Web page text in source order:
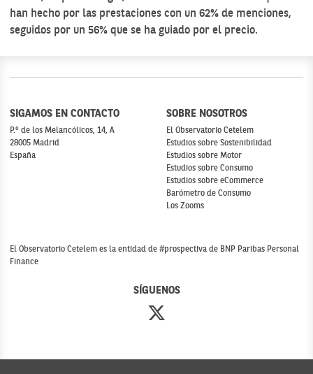
han hecho por las prestaciones con un 62% de menciones,
seguidos por un 56% que se ha guiado por el precio.
SIGAMOS EN CONTACTO
P.º de los Melancólicos, 14, A
28005 Madrid
España
SOBRE NOSOTROS
El Observatorio Cetelem
Estudios sobre Sostenibilidad
Estudios sobre Motor
Estudios sobre Consumo
Estudios sobre eCommerce
Barómetro de Consumo
Los Zooms
SÍGUENOS
El Observatorio Cetelem es la entidad de #prospectiva de BNP Paribas Personal
Finance